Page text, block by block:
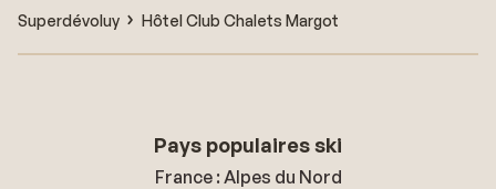
Superdévoluy
Hôtel Club Chalets Margot
Pays populaires ski
France : Alpes du Nord